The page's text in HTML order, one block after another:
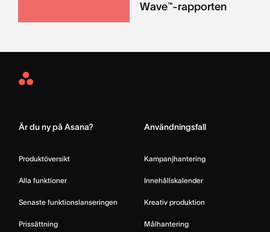
Wave™-rapporten
Asana
Är du ny på Asana?
Produktöversikt
Alla funktioner
Senaste funktionslanseringen
Prissättning
Användningsfall
Kampanjhantering
Innehållskalender
Kreativ produktion
Målhantering